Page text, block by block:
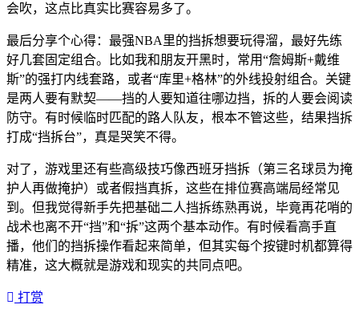
会吹，这点比真实比赛容易多了。
最后分享个心得：最强NBA里的挡拆想要玩得溜，最好先练
好几套固定组合。比如我和朋友开黑时，常用“詹姆斯+戴维
斯”的强打内线套路，或者“库里+格林”的外线投射组合。关键
是两人要有默契——挡的人要知道往哪边挡，拆的人要会阅读
防守。有时候临时匹配的路人队友，根本不管这些，结果挡拆
打成“挡拆台”，真是哭笑不得。
对了，游戏里还有些高级技巧像西班牙挡拆（第三名球员为掩
护人再做掩护）或者假挡真拆，这些在排位赛高端局经常见
到。但我觉得新手先把基础二人挡拆练熟再说，毕竟再花哨的
战术也离不开“挡”和“拆”这两个基本动作。有时候看高手直
播，他们的挡拆操作看起来简单，但其实每个按键时机都算得
精准，这大概就是游戏和现实的共同点吧。
打赏